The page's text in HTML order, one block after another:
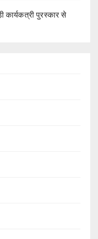
कार्यकत्री पुरस्कार से